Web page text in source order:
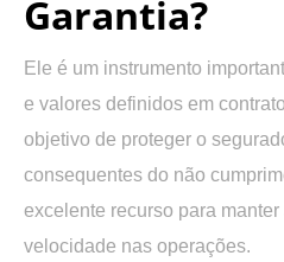
Garantia?
Ele é um instrumento
e valores definidos em
objetivo de proteger o
consequentes do não
excelente recurso para
velocidade nas operações.